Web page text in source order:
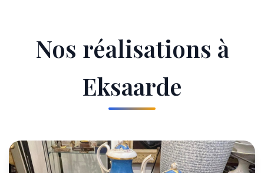
Nos réalisations à
Eksaarde